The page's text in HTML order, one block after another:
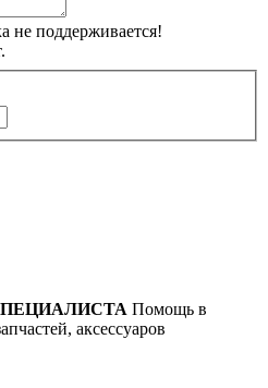
не поддерживается!
Помощь в
аксессуаров